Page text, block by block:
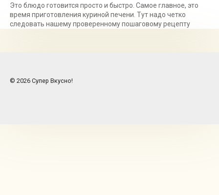
Это блюдо готовится просто и быстро. Самое главное, это
время приготовления куриной печени. Тут надо четко
следовать нашему проверенному пошаговому рецепту
© 2026 Супер Вкусно!